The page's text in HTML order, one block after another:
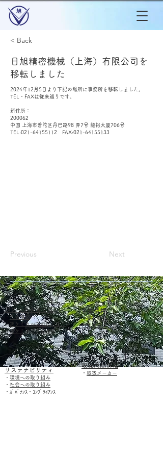
< Back
日旭精密機械（上海）有限公司を
移転しました
2024年12月5日より下記の場所に事務所を移転しました。
TEL・FAXは従来通りです。
新住所：
200062
中国 上海市普陀区丹巴路98 弄7号 龍裕大厦706号
TEL:021-64155112 FAX:021-64155133
Previous Next
ホーム
​旭ケミカルスとは
・代表挨拶
・ 旭ケミカルスのはじまり
・​旭ケミカルスの強み
​企業情報
・会社概要
・営業拠点一覧
​取扱商品情報
・ 取扱メーカー
サステナビリティ
・ 環境への取り組み
​・ 社会への取り組み
​・ ｶﾞﾊﾞﾅﾝｽ・ｺﾝﾌﾟﾗｲｱﾝｽ